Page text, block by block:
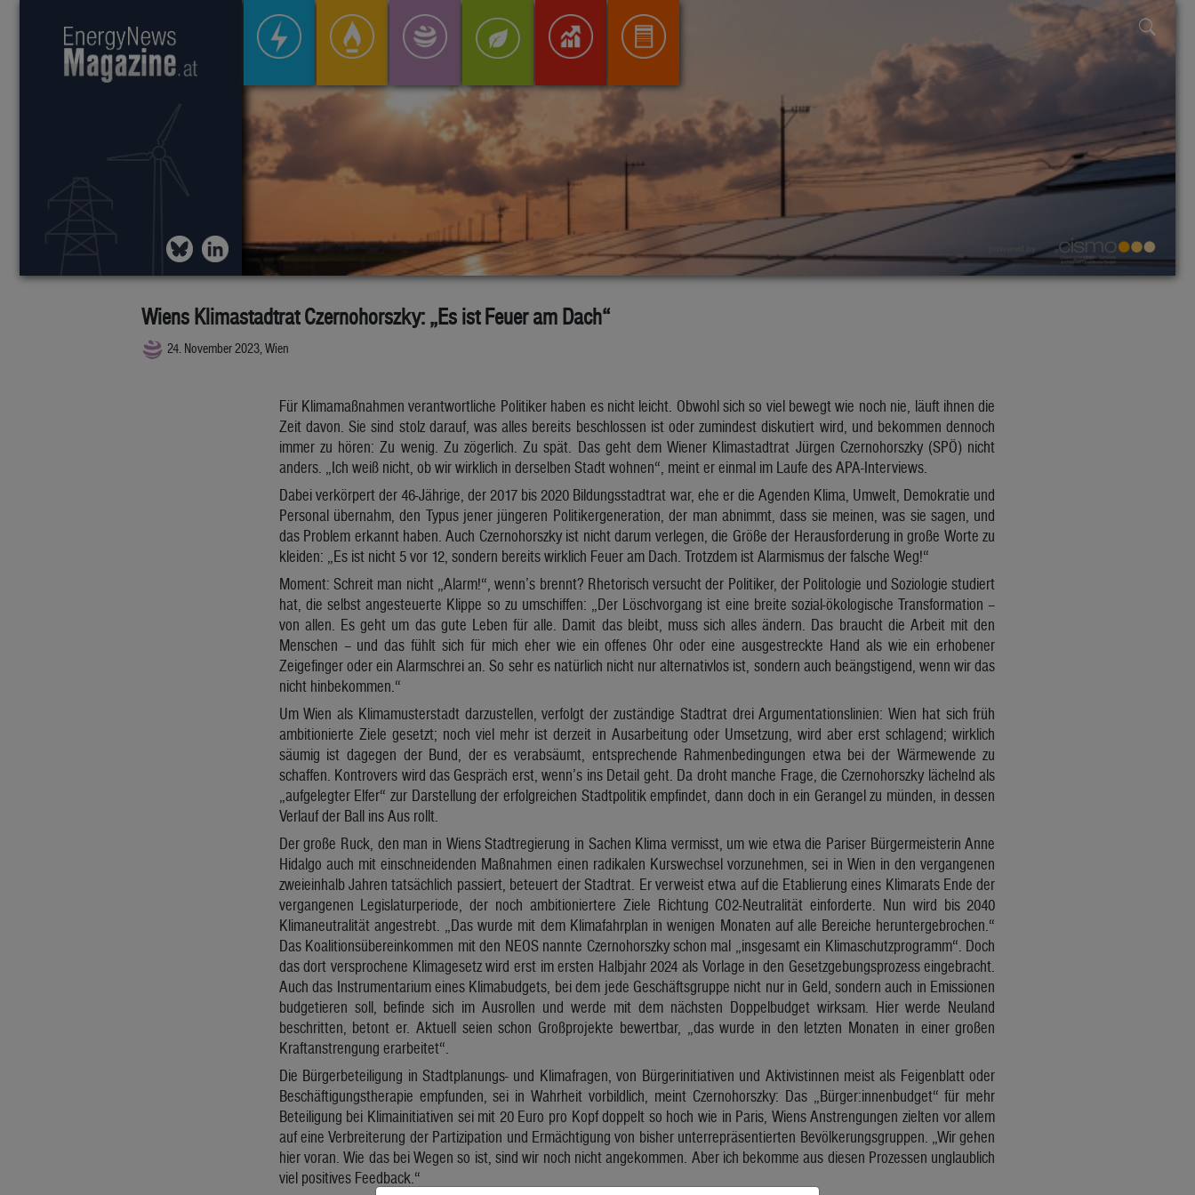
Wiens Klimastadtrat Czernohorszky: „Es ist Feuer am Dach“
24. November 2023, Wien
Für Klimamaßnahmen verantwortliche Politiker haben es nicht leicht. Obwohl sich so viel bewegt wie noch nie, läuft ihnen die
Zeit davon. Sie sind stolz darauf, was alles bereits beschlossen ist oder zumindest diskutiert wird, und bekommen dennoch
immer zu hören: Zu wenig. Zu zögerlich. Zu spät. Das geht dem Wiener Klimastadtrat Jürgen Czernohorszky (SPÖ) nicht
anders. „Ich weiß nicht, ob wir wirklich in derselben Stadt wohnen“, meint er einmal im Laufe des APA-Interviews.
Dabei verkörpert der 46-Jährige, der 2017 bis 2020 Bildungsstadtrat war, ehe er die Agenden Klima, Umwelt, Demokratie und
Personal übernahm, den Typus jener jüngeren Politikergeneration, der man abnimmt, dass sie meinen, was sie sagen, und
das Problem erkannt haben. Auch Czernohorszky ist nicht darum verlegen, die Größe der Herausforderung in große Worte zu
kleiden: „Es ist nicht 5 vor 12, sondern bereits wirklich Feuer am Dach. Trotzdem ist Alarmismus der falsche Weg!“
Moment: Schreit man nicht „Alarm!“, wenn’s brennt? Rhetorisch versucht der Politiker, der Politologie und Soziologie studiert
hat, die selbst angesteuerte Klippe so zu umschiffen: „Der Löschvorgang ist eine breite sozial-ökologische Transformation –
von allen. Es geht um das gute Leben für alle. Damit das bleibt, muss sich alles ändern. Das braucht die Arbeit mit den
Menschen – und das fühlt sich für mich eher wie ein offenes Ohr oder eine ausgestreckte Hand als wie ein erhobener
Zeigefinger oder ein Alarmschrei an. So sehr es natürlich nicht nur alternativlos ist, sondern auch beängstigend, wenn wir das
nicht hinbekommen.“
Um Wien als Klimamusterstadt darzustellen, verfolgt der zuständige Stadtrat drei Argumentationslinien: Wien hat sich früh
ambitionierte Ziele gesetzt; noch viel mehr ist derzeit in Ausarbeitung oder Umsetzung, wird aber erst schlagend; wirklich
säumig ist dagegen der Bund, der es verabsäumt, entsprechende Rahmenbedingungen etwa bei der Wärmewende zu
schaffen. Kontrovers wird das Gespräch erst, wenn’s ins Detail geht. Da droht manche Frage, die Czernohorszky lächelnd als
„aufgelegter Elfer“ zur Darstellung der erfolgreichen Stadtpolitik empfindet, dann doch in ein Gerangel zu münden, in dessen
Verlauf der Ball ins Aus rollt.
Der große Ruck, den man in Wiens Stadtregierung in Sachen Klima vermisst, um wie etwa die Pariser Bürgermeisterin Anne
Hidalgo auch mit einschneidenden Maßnahmen einen radikalen Kurswechsel vorzunehmen, sei in Wien in den vergangenen
zweieinhalb Jahren tatsächlich passiert, beteuert der Stadtrat. Er verweist etwa auf die Etablierung eines Klimarats Ende der
vergangenen Legislaturperiode, der noch ambitioniertere Ziele Richtung CO2-Neutralität einforderte. Nun wird bis 2040
Klimaneutralität angestrebt. „Das wurde mit dem Klimafahrplan in wenigen Monaten auf alle Bereiche heruntergebrochen.“
Das Koalitionsübereinkommen mit den NEOS nannte Czernohorszky schon mal „insgesamt ein Klimaschutzprogramm“. Doch
das dort versprochene Klimagesetz wird erst im ersten Halbjahr 2024 als Vorlage in den Gesetzgebungsprozess eingebracht.
Auch das Instrumentarium eines Klimabudgets, bei dem jede Geschäftsgruppe nicht nur in Geld, sondern auch in Emissionen
budgetieren soll, befinde sich im Ausrollen und werde mit dem nächsten Doppelbudget wirksam. Hier werde Neuland
beschritten, betont er. Aktuell seien schon Großprojekte bewertbar, „das wurde in den letzten Monaten in einer großen
Kraftanstrengung erarbeitet“.
Die Bürgerbeteiligung in Stadtplanungs- und Klimafragen, von Bürgerinitiativen und Aktivistinnen meist als Feigenblatt oder
Beschäftigungstherapie empfunden, sei in Wahrheit vorbildlich, meint Czernohorszky: Das „Bürger:innenbudget“ für mehr
Beteiligung bei Klimainitiativen sei mit 20 Euro pro Kopf doppelt so hoch wie in Paris, Wiens Anstrengungen zielten vor allem
auf eine Verbreiterung der Partizipation und Ermächtigung von bisher unterrepräsentierten Bevölkerungsgruppen. „Wir gehen
hier voran. Wie das bei Wegen so ist, sind wir noch nicht angekommen. Aber ich bekomme aus diesen Prozessen unglaublich
viel positives Feedback.“